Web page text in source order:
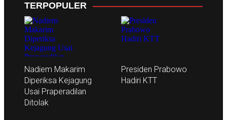
TERPOPULER
Nadiem Makarim
Diperiksa Kejagung
Usai Praperadilan
Ditolak
Presiden Prabowo
Hadiri KTT